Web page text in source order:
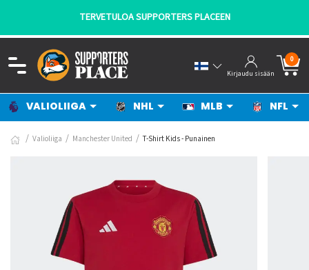
TERVETULOA SUPPORTERS PLACEEN
Kirjaudu sisään
0
VALIOLIIGA NHL MLB NFL
Valioliiga Manchester United T-Shirt Kids - Punainen